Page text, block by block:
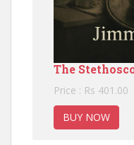
The
Price : Rs 401.00
BUY NOW